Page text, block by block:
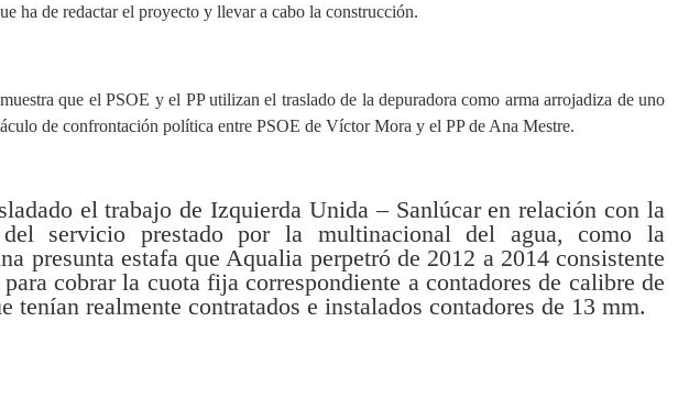
ha de redactar el proyecto y llevar a cabo la construcción.
que el PSOE y el PP utilizan el traslado de la depuradora como arma arrojadiza de uno
de confrontación política entre PSOE de Víctor Mora y el PP de Ana Mestre.
el trabajo de Izquierda Unida – Sanlúcar en relación con la
del servicio prestado por la multinacional del agua, como la
presunta estafa que Aqualia perpetró de 2012 a 2014 consistente
cobrar la cuota fija correspondiente a contadores de calibre de
tenían realmente contratados e instalados contadores de 13 mm.